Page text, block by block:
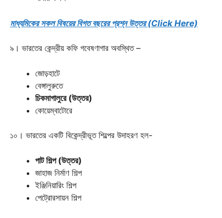
মাধ্যমিকের সকল বিষয়ের বিগত বছরের প্রশ্ন উত্তর (Click Here)
৯। ভারতের কেন্দ্রীয় কফি গবেষণাগার অবস্থিত –
জোড়হাটে
বেঙ্গালুরুতে
চিকমাগালুরে (উত্তর)
কোয়েম্বাটোরে
১০। ভারতের একটি বিকেন্দ্রীভূত শিল্পের উদাহরণ হল-
পাট শিল্প (উত্তর)
জাহাজ নির্মাণ শিল্প
ইঞ্জিনিয়ারিং শিল্প
পেট্রোরসায়ন শিল্প